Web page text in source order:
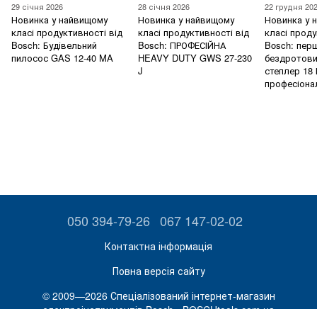
29 січня 2026
Новинка у найвищому
класі продуктивності від
Bosch: Будівельний
пилосос GAS 12-40 MA
28 січня 2026
Новинка у найвищому
класі продуктивності від
Bosch: ПРОФЕСІЙНА
HEAVY DUTY GWS 27-230
J
22 грудня
Новинка у
класі
Bosch:
степлер
050 394-79-26 067 147-02-02
Контактна інформація
Повна версія сайту
© 2009—2026 Спеціалізований інтернет-магазин